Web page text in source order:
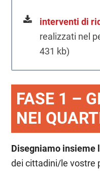
interventi di
realizzati nel
431 kb)
FASE 1 –
NEI
Disegniamo insieme
dei cittadini/le vostre